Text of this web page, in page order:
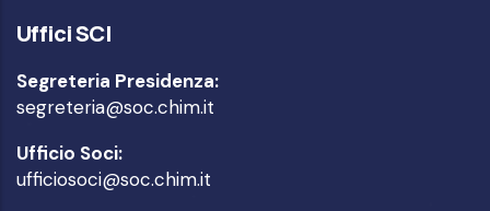
Uffici SCI
Segreteria Presidenza:
segreteria@soc.chim.it
Ufficio Soci:
ufficiosoci@soc.chim.it